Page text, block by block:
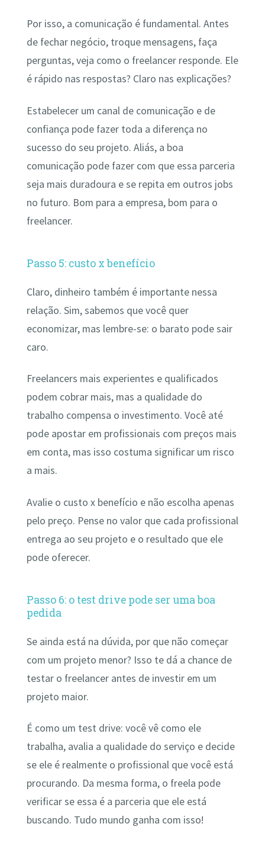
Por isso, a comunicação é fundamental. Antes
de fechar negócio, troque mensagens, faça
perguntas, veja como o freelancer responde. Ele
é rápido nas respostas? Claro nas explicações?
Estabelecer um canal de comunicação e de
confiança pode fazer toda a diferença no
sucesso do seu projeto. Aliás, a boa
comunicação pode fazer com que essa parceria
seja mais duradoura e se repita em outros jobs
no futuro. Bom para a empresa, bom para o
freelancer.
Passo 5: custo x benefício
Claro, dinheiro também é importante nessa
relação. Sim, sabemos que você quer
economizar, mas lembre-se: o barato pode sair
caro.
Freelancers mais experientes e qualificados
podem cobrar mais, mas a qualidade do
trabalho compensa o investimento. Você até
pode apostar em profissionais com preços mais
em conta, mas isso costuma significar um risco
a mais.
Avalie o custo x benefício e não escolha apenas
pelo preço. Pense no valor que cada profissional
entrega ao seu projeto e o resultado que ele
pode oferecer.
Passo 6: o test drive pode ser uma boa
pedida
Se ainda está na dúvida, por que não começar
com um projeto menor? Isso te dá a chance de
testar o freelancer antes de investir em um
projeto maior.
É como um test drive: você vê como ele
trabalha, avalia a qualidade do serviço e decide
se ele é realmente o profissional que você está
procurando. Da mesma forma, o freela pode
verificar se essa é a parceria que ele está
buscando. Tudo mundo ganha com isso!